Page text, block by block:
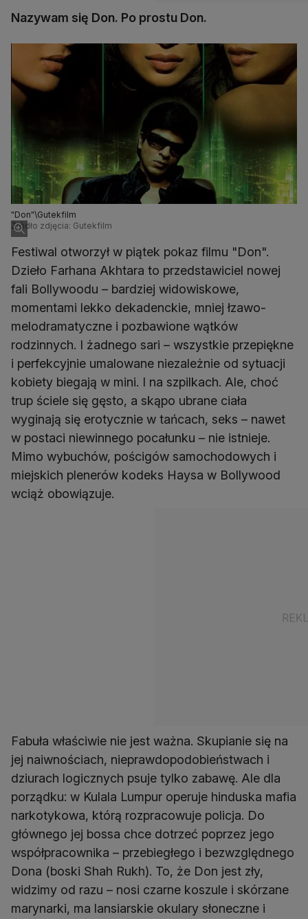
Nazywam się Don. Po prostu Don.
"Don"\Gutekfilm
Źródło zdjęcia: Gutekfilm
Festiwal otworzył w piątek pokaz filmu "Don".
Dzieło Farhana Akhtara to przedstawiciel nowej
fali Bollywoodu – bardziej widowiskowe,
momentami lekko dekadenckie, mniej łzawo-
melodramatyczne i pozbawione wątków
rodzinnych. I żadnego sari – wszystkie przepiękne
i perfekcyjnie umalowane niezależnie od sytuacji
kobiety biegają w mini. I na szpilkach. Ale, choć
trup ściele się gęsto, a skąpo ubrane ciała
wyginają się erotycznie w tańcach, seks – nawet
w postaci niewinnego pocałunku – nie istnieje.
Mimo wybuchów, pościgów samochodowych i
miejskich plenerów kodeks Haysa w Bollywood
wciąż obowiązuje.
Fabuła właściwie nie jest ważna. Skupianie się na
jej naiwnościach, nieprawdopodobieństwach i
dziurach logicznych psuje tylko zabawę. Ale dla
porządku: w Kulala Lumpur operuje hinduska mafia
narkotykowa, którą rozpracowuje policja. Do
głównego jej bossa chce dotrzeć poprzez jego
współpracownika – przebiegłego i bezwzględnego
Dona (boski Shah Rukh). To, że Don jest zły,
widzimy od razu – nosi czarne koszule i skórzane
marynarki, ma lansiarskie okulary słoneczne i